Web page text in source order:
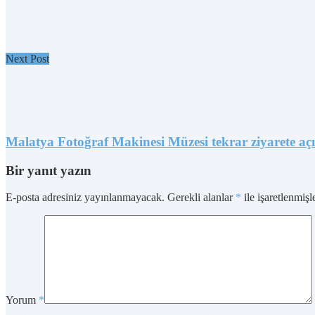
Next Post
Malatya Fotoğraf Makinesi Müzesi tekrar ziyarete
Bir yanıt yazın
E-posta adresiniz yayınlanmayacak. Gerekli alanlar * ile
Yorum *